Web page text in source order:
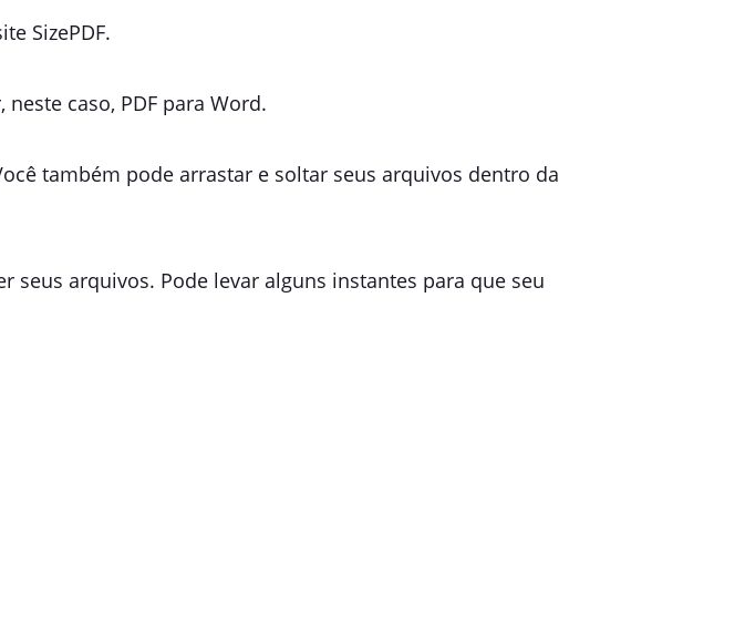
SizePDF.
caso, PDF para Word.
também pode arrastar e soltar seus arquivos dentro da
seus arquivos. Pode levar alguns instantes para que seu